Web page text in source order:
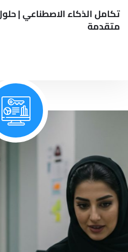
تكامل الذكاء الاصطناعي |
متقدمة